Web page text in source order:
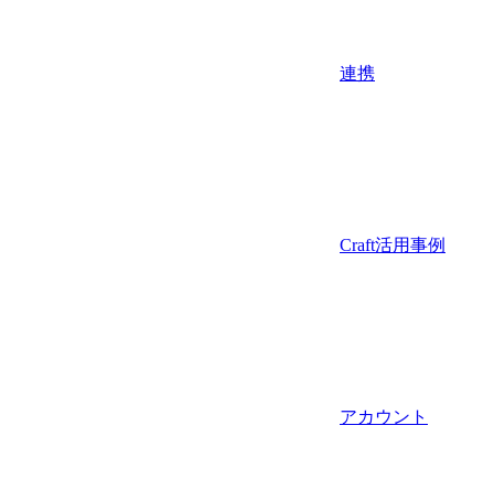
連携
Craft活用事例
アカウント